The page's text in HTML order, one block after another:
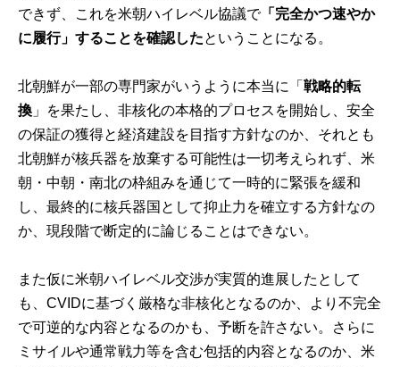
できず、これを米朝ハイレベル協議で「完全かつ速やか
に履行」することを確認したということになる。
北朝鮮が一部の専門家がいうように本当に「戦略的転
換 」を果たし、非核化の本格的プロセスを開始し、安全
の保証の獲得と経済建設を目指す方針なのか、それとも
北朝鮮が核兵器を放棄する可能性は一切考えられず、米
朝・中朝・南北の枠組みを通じて一時的に緊張を緩和
し、最終的に核兵器国として抑止力を確立する方針なの
か、現段階で断定的に論じることはできない。
また仮に米朝ハイレベル交渉が実質的進展したとして
も、CVIDに基づく厳格な非核化となるのか、より不完全
で可逆的な内容となるのかも、予断を許さない。さらに
ミサイルや通常戦力等を含む包括的内容となるのか、米